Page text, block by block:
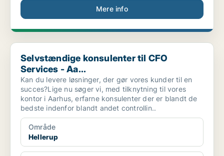
Mere info
Selvstændige konsulenter til CFO Services - Aa...
Selvstændige konsulenter til CFO
Services - Aa...
Kan du levere løsninger, der gør vores kunder til en
succes?Lige nu søger vi, med tilknytning til vores
kontor i Aarhus, erfarne konsulenter der er blandt de
bedste indenfor blandt andet controllin..
Område
Hellerup